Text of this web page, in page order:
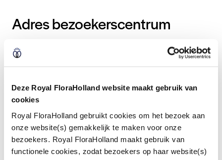
Deze Royal FloraHolland website maakt gebruik van
cookies
Royal FloraHolland gebruikt cookies om het bezoek aan
onze website(s) gemakkelijk te maken voor onze
bezoekers. Royal FloraHolland maakt gebruik van
functionele cookies, zodat bezoekers op haar website(s)
Adres bezoekerscentrum
Bezoekadres:
Legmeerdijk 313
1431 GB Aalsmeer
Routebeschrijving
De sierteeltmarktplaats is gemakkelijk te
bereiken met de auto via de snelweg A4 (afslag
Aalsmeer / Hoofddorp), N201 en N231. Parkeren